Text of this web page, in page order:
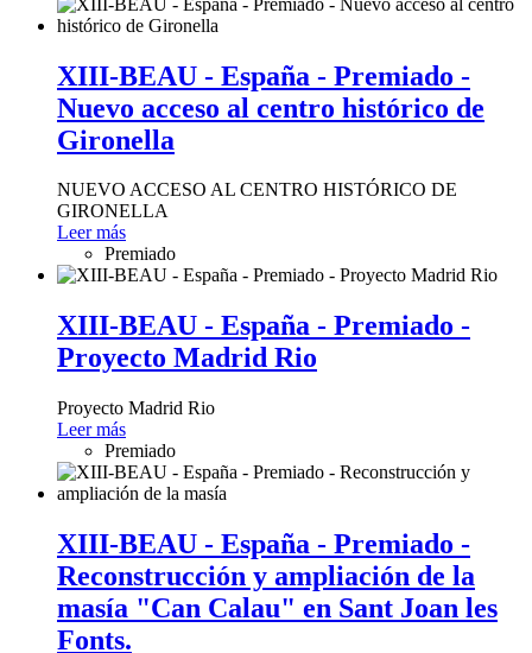
XIII-BEAU - España - Premiado -
Nuevo acceso al centro histórico de
Gironella
NUEVO ACCESO AL CENTRO HISTÓRICO DE
GIRONELLA
Leer más
Premiado
XIII-BEAU - España - Premiado -
Proyecto Madrid Rio
Proyecto Madrid Rio
Leer más
Premiado
XIII-BEAU - España - Premiado -
Reconstrucción y ampliación de la
masía "Can Calau" en Sant Joan les
Fonts.